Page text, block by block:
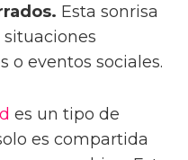
Esta sonrisa
o eventos sociales.
es un tipo de
es compartida